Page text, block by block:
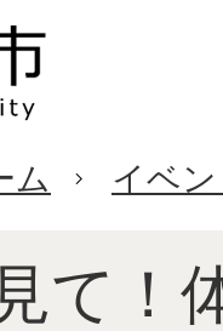
ム イベ
て！